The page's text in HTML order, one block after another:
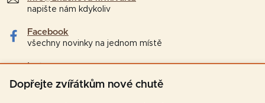
Dopřejte zvířátkům nové chutě
napište nám kdykoliv
Facebook
všechny novinky na jednom místě
Instagram
tipy a zajímavosti pro chovatele